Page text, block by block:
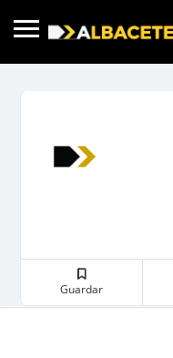
Guardar